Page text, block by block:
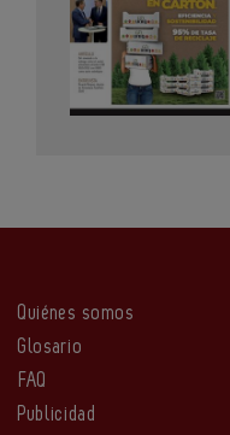
Quiénes somos
Glosario
FAQ
Publicidad